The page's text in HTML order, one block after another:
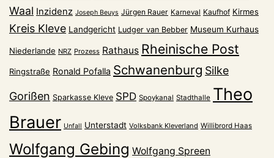
Waal Inzidenz Joseph Beuys Jürgen Rauer Karneval Kaufhof Kirmes
Kreis Kleve Landgericht Ludger van Bebber Museum Kurhaus
Niederlande NRZ Prozess Rathaus Rheinische Post
Ringstraße Ronald Pofalla Schwanenburg Silke
Gorißen Sparkasse Kleve SPD Spoykanal Stadthalle Theo
Brauer Unfall Unterstadt Volksbank Kleverland Willibrord Haas
Wolfgang Gebing Wolfgang Spreen